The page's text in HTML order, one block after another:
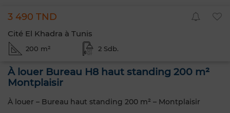
3 490 TND
Cité El Khadra à Tunis
200 m² 2 Sdb.
À louer Bureau H8 haut standing 200 m²
Montplaisir
À louer – Bureau haut standing 200 m² – Montplaisir